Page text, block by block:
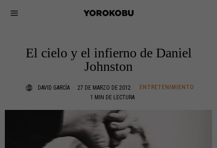
El cielo y el infierno de Daniel
Johnston
DAVID GARCÍA 27 DE MARZO DE 2012
ENTRETENIMIENTO
1 MIN DE LECTURA